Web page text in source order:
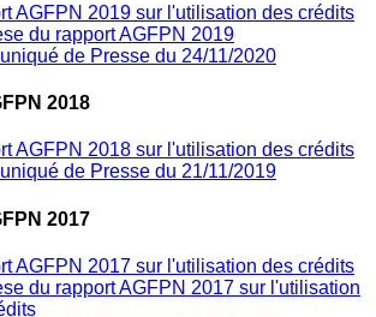
AGFPN 2019 sur l'utilisation des crédits
du rapport AGFPN 2019
de Presse du 24/11/2020
2018
AGFPN 2018 sur l'utilisation des crédits
de Presse du 21/11/2019
2017
AGFPN 2017 sur l'utilisation des crédits
du rapport AGFPN 2017 sur l'utilisation